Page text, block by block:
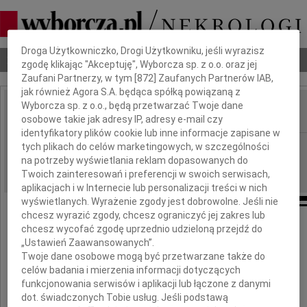
Nekrologi Odeszli Poradnik pogrzebowy
IMIĘ I NAZWISKO:
REGION: Warszawa
DATA EMISJI: 01.02.2011
Wyrazy współczucia dla
Piotra Drzewowskiego
z powodu śmierci
Dbamy o Twoją prywatność
Droga Użytkowniczko, Drogi Użytkowniku, jeśli wyrazisz
zgodę klikając "Akceptuję", Wyborcza sp. z o.o. oraz jej
Zaufani Partnerzy, w tym [872 ] Zaufanych Partnerów IAB,
jak również Agora S.A. będąca spółką powiązaną z
Wyborcza sp. z o.o., będą przetwarzać Twoje dane
osobowe takie jak adresy IP, adresy e-mail czy
identyfikatory plików cookie lub inne informacje zapisane w
tych plikach do celów marketingowych, w szczególności
na potrzeby wyświetlania reklam dopasowanych do
Twoich zainteresowań i preferencji w swoich serwisach,
aplikacjach i w Internecie lub personalizacji treści w nich
wyświetlanych. Wyrażenie zgody jest dobrowolne. Jeśli nie
chcesz wyrazić zgody, chcesz ograniczyć jej zakres lub
chcesz wycofać zgodę uprzednio udzieloną przejdź do
„Ustawień Zaawansowanych”.
Twoje dane osobowe mogą być przetwarzane także do
celów badania i mierzenia informacji dotyczących
funkcjonowania serwisów i aplikacji lub łączone z danymi
dot. świadczonych Tobie usług. Jeśli podstawą